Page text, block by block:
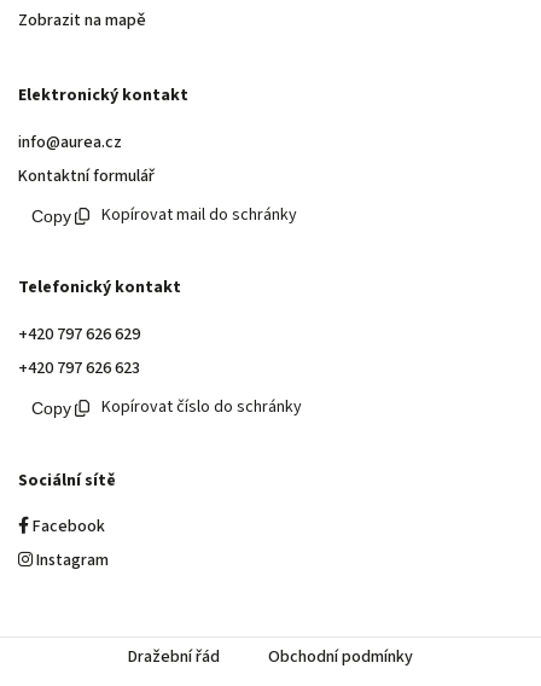
Zobrazit na mapě
Elektronický kontakt
info@aurea.cz
Kontaktní formulář
Kopírovat mail do schránky
Telefonický kontakt
+420 797 626 629
+420 797 626 623
Kopírovat číslo do schránky
Sociální sítě
Facebook
Instagram
Dražební řád Obchodní podmínky